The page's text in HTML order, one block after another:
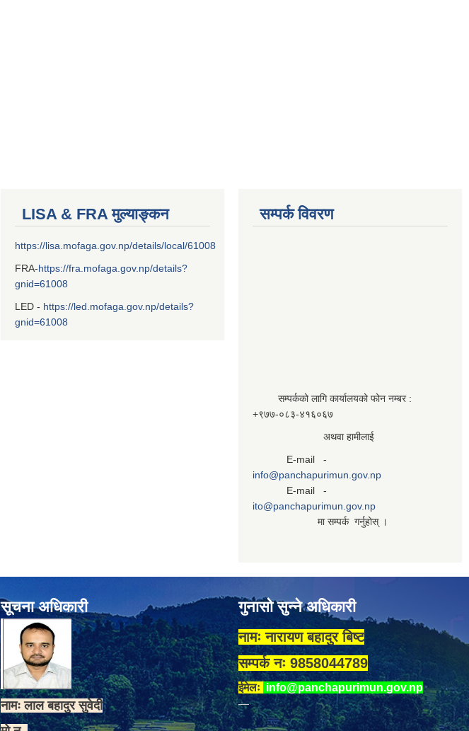
LISA & FRA मुल्याङ्कन
https://lisa.mofaga.gov.np/details/local/61008
FRA-https://fra.mofaga.gov.np/details?
gnid=61008
LED - https://led.mofaga.gov.np/details?
gnid=61008
सम्पर्क विवरण
सम्पर्कको लागि कार्यालयको फोन नम्बर :
+९७७-०८३‍-४१६०६७
अथवा हामीलाई
E-mail -
info@panchapurimun.gov.np
E-mail -
ito@panchapurimun.gov.np
मा सम्पर्क गर्नुहोस् ।
सूचना अधिकारी
नामः लाल बहादुर सुवेदी
गुनासो सुन्ने अधिकारी
नामः नारायण बहादुर बिष्ट
सम्पर्क नः 9858044789
ईमेलः info@panchapurimun.gov.np